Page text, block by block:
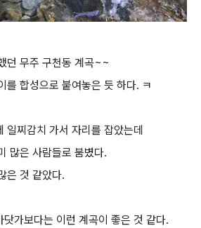
던 무주 구천동 계곡~~
를 합성으로 붙여놓은 듯 하다. ㅋ
일찌감치 가서 자리를 잡았는데
많은 사람들로 붐볐다.
은 것 같았다.
가보다는 이런 계곡이 좋은 것 같다.